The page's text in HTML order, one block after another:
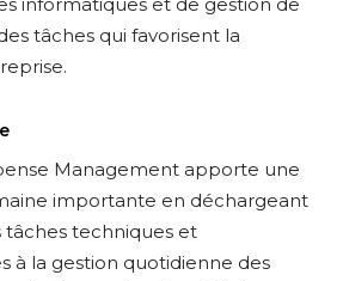
tâches qui favorisent la
Management apporte une
importante en déchargeant
tâches techniques et
à la gestion quotidienne des